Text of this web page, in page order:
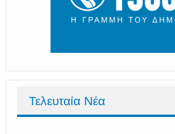
Τελευταία Νέα